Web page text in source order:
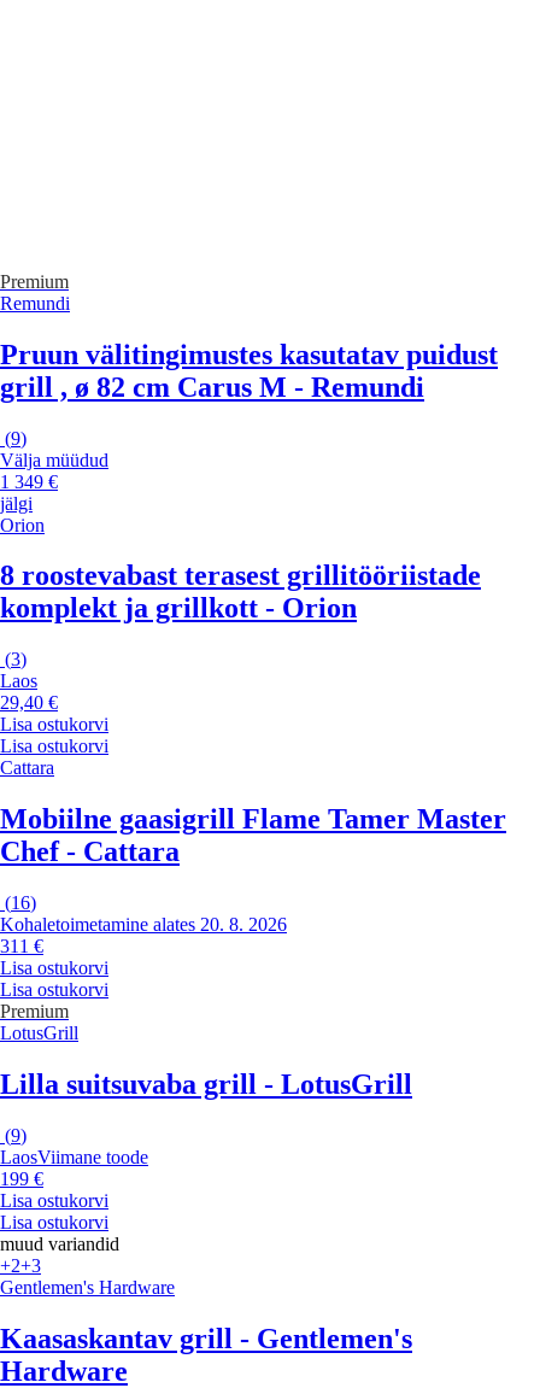
Premium
Remundi
Pruun välitingimustes kasutatav puidust
grill , ø 82 cm Carus M - Remundi
(9)
Välja müüdud
1 349 €
jälgi
Orion
8 roostevabast terasest grillitööriistade
komplekt ja grillkott - Orion
(3)
Laos
29,40 €
Lisa ostukorvi
Lisa ostukorvi
Cattara
Mobiilne gaasigrill Flame Tamer Master
Chef - Cattara
(16)
Kohaletoimetamine alates 20. 8. 2026
311 €
Lisa ostukorvi
Lisa ostukorvi
Premium
LotusGrill
Lilla suitsuvaba grill - LotusGrill
(9)
LaosViimane toode
199 €
Lisa ostukorvi
Lisa ostukorvi
muud variandid
+2+3
Gentlemen's Hardware
Kaasaskantav grill - Gentlemen's
Hardware